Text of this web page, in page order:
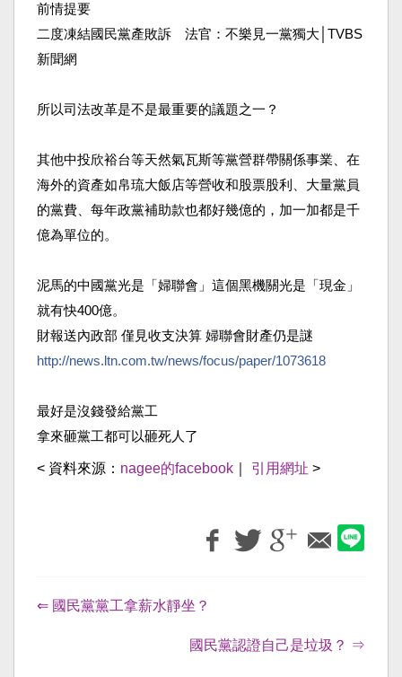
前情提要
二度凍結國民黨產敗訴 法官：不樂見一黨獨大│TVBS
新聞網
所以司法改革是不是最重要的議題之一？
其他中投欣裕台等天然氣瓦斯等黨營群帶關係事業、在
海外的資產如帛琉大飯店等營收和股票股利、大量黨員
的黨費、 每年政黨補助款也都好幾億的，加一加都是千
億為單位的。
泥馬的中國黨光是「婦聯會」這個黑機關光是「現金」
就有快400億。
財報送內政部 僅見收支決算 婦聯會財產仍是謎
http://news.ltn.com.tw/news/focus/paper/1073618
最好是沒錢發給黨工
拿來砸黨工都可以砸死人了
< 資料來源： nagee的facebook 引用網址 >
⇐ 國民黨黨工拿薪水靜坐？
國民黨認證自己是垃圾？ ⇒